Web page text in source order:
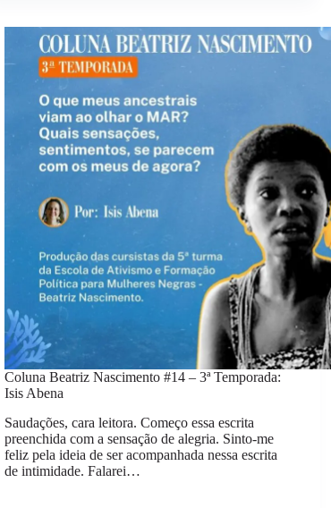
Coluna Beatriz Nascimento #14 – 3ª Temporada:
Isis Abena
Saudações, cara leitora. Começo essa escrita
preenchida com a sensação de alegria. Sinto-me
feliz pela ideia de ser acompanhada nessa escrita
de intimidade. Falarei…